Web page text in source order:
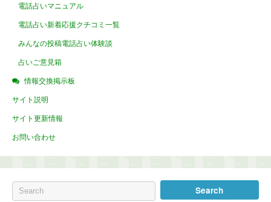
電話占いマニュアル
電話占い新着応援クチコミ一覧
みんなの投稿電話占い体験談
占いご意見箱
情報交換掲示板
サイト説明
サイト更新情報
お問い合わせ